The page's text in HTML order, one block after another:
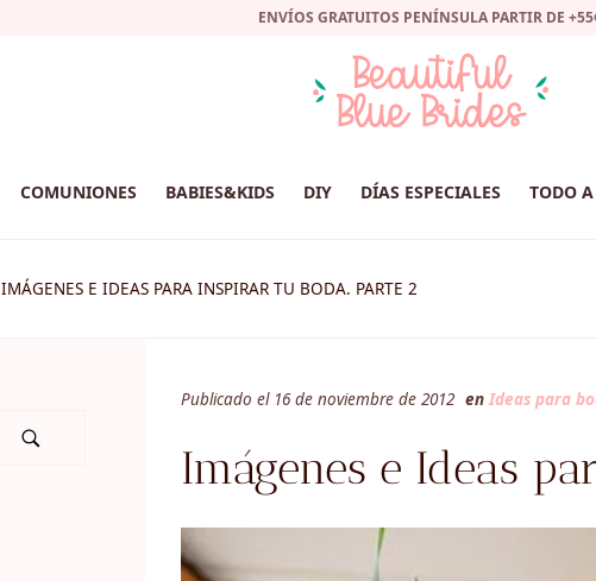
ENVÍOS GRATUITOS PENÍNSULA PARTIR DE
COMUNIONES BABIES&KIDS DIY DÍAS ESPECIALES TODO
IMÁGENES E IDEAS PARA INSPIRAR TU BODA. PARTE 2
Publicado el 16 de noviembre de 2012 en Ideas para
Imágenes e Ideas